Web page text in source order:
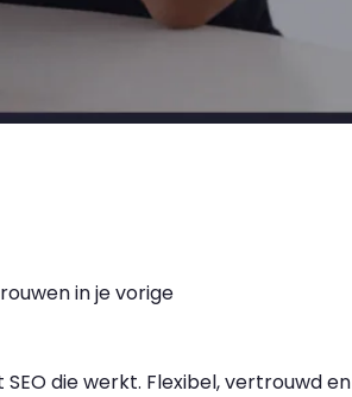
in je vorige
die werkt. Flexibel, vertrouwd en